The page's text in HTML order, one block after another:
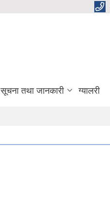
सूचना तथा जानकारी ग्यालरी